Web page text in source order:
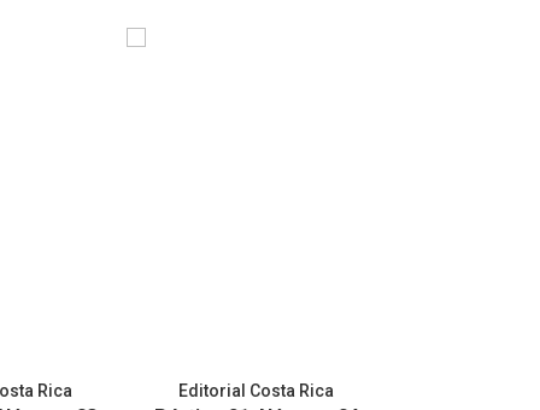
Rica Editorial Costa Rica